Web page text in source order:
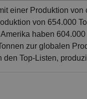
einer Produktion
von 654.000
haben
zur globalen
Top-Listen,